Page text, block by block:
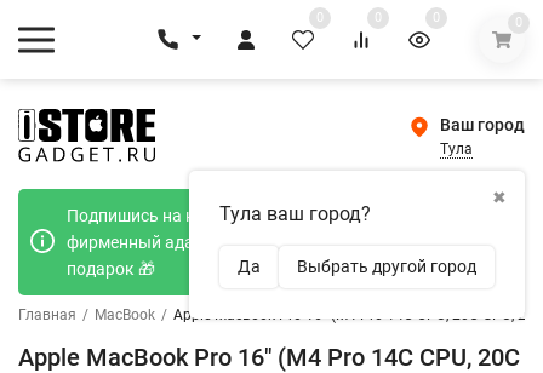
0 0 0 0
Ваш город
Тула
✖
Тула ваш город?
Да Выбрать другой город
Подпишись на наш телеграмм канал и получи
фирменный адаптер Type-C 20W при покупке в
подарок 🎁
Главная / MacBook / Apple MacBook Pro 16" (M4 Pro 14C CPU, 20C GPU,
Apple MacBook Pro 16" (M4 Pro 14C CPU, 20C